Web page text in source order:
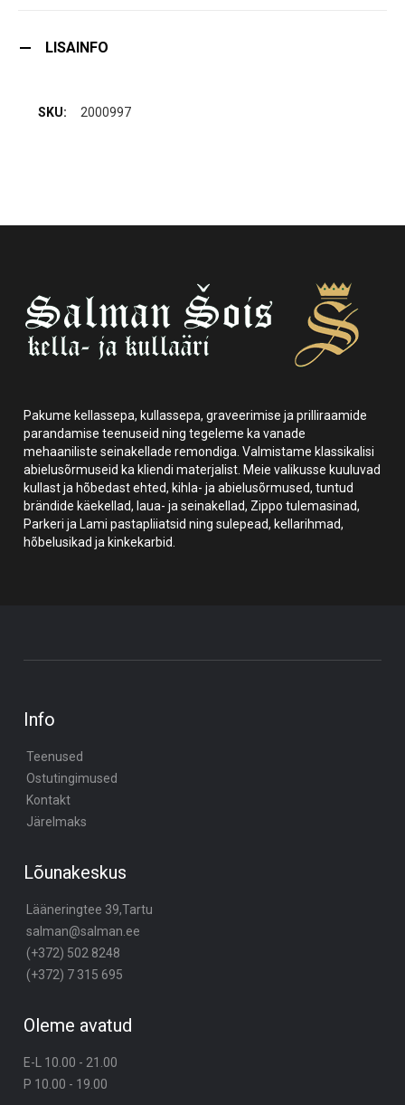
LISAINFO
2000997
Pakume kellassepa, kullassepa, graveerimise ja prilliraamide
parandamise teenuseid ning tegeleme ka vanade
mehaaniliste seinakellade remondiga. Valmistame klassikalisi
abielusõrmuseid ka kliendi materjalist. Meie valikusse kuuluvad
kullast ja hõbedast ehted, kihla- ja abielusõrmused, tuntud
brändide käekellad, laua- ja seinakellad, Zippo tulemasinad,
Parkeri ja Lami pastapliiatsid ning sulepead, kellarihmad,
hõbelusikad ja kinkekarbid.
Info
Teenused
Ostutingimused
Kontakt
Järelmaks
Lõunakeskus
Lääneringtee 39,Tartu
salman@salman.ee
(+372) 502 8248
(+372) 7 315 695
Oleme avatud
E-L 10.00 - 21.00
P 10.00 - 19.00